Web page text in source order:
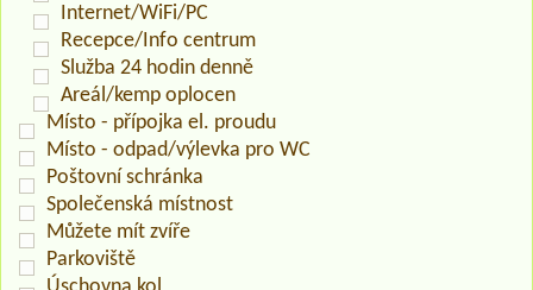
Internet/WiFi/PC
Recepce/Info centrum
Služba 24 hodin denně
Areál/kemp oplocen
Místo - přípojka el. proudu
Místo - odpad/výlevka pro WC
Poštovní schránka
Společenská místnost
Můžete mít zvíře
Parkoviště